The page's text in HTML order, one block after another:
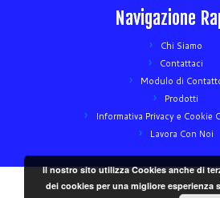
Navigazione
Chi Siamo
Contattaci
Modulo di
Prodotti
Informativa Privacy e Cookie
Lavora Con Noi
Il nostro sito utilizza Cookies anche di
dei cookies per una migliore